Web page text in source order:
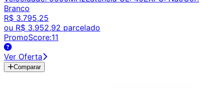
Branco
R$ 3.795,25
ou R$ 3.952,92 parcelado
PromoScore:11
Ver Oferta
Comparar